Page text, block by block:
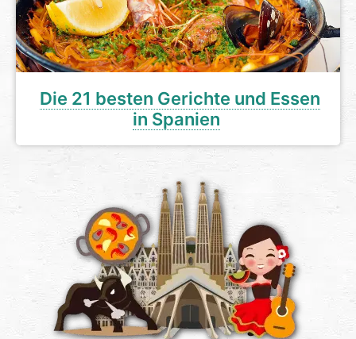
Die 21 besten Gerichte und Essen
in Spanien